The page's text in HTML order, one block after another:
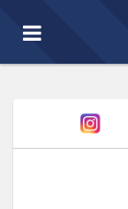
Toggle
navigation